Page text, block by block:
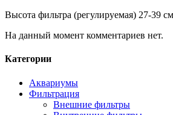
Высота фильтра (регулируемая) 27-39
На данный момент комментариев нет.
Категории
Аквариумы
Фильтрация
Внешние фильтры